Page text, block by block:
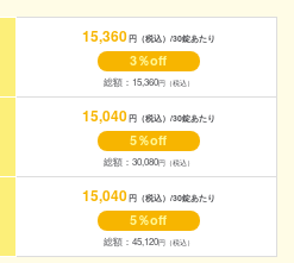
15,360円（税込）/30錠あたり
3％off
総額：15,360円（税込）
15,040円（税込）/30錠あたり
5％off
総額：30,080円（税込）
15,040円（税込）/30錠あたり
5％off
総額：45,120円（税込）